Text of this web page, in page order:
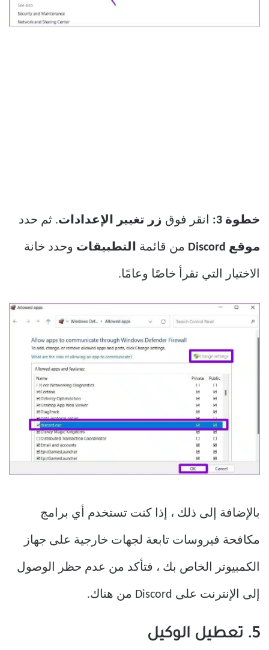
خطوة 3: انقر فوق زر تغيير الإعدادات. ثم حدد
موقع Discord من قائمة التطبيقات وحدد خانة
الاختيار التي تقرأ خاصًا وعامًا.
بالإضافة إلى ذلك ، إذا كنت تستخدم أي برامج
مكافحة فيروسات تابعة لجهات خارجية على جهاز
الكمبيوتر الخاص بك ، فتأكد من عدم حظر الوصول
إلى الإنترنت على Discord من هناك.
5. تعطيل الوكيل